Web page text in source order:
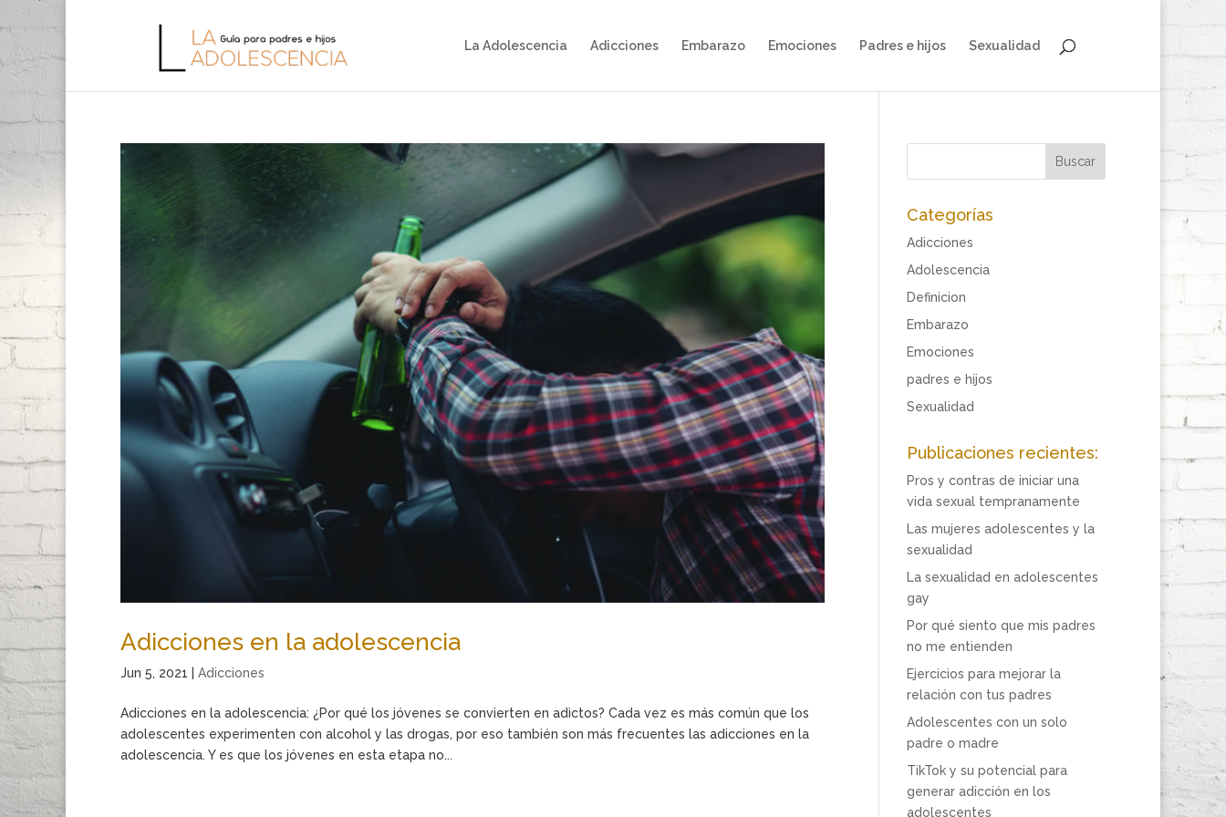
La Adolescencia Adicciones Embarazo Emociones Padres e hijos Sexualidad
Adicciones en la adolescencia
Jun 5, 2021 Adicciones
Adicciones en la adolescencia: ¿Por qué los jóvenes se convierten en adictos? Cada vez es más común que los
adolescentes experimenten con alcohol y las drogas, por eso también son más frecuentes las adicciones en la
adolescencia. Y es que los jóvenes en esta etapa no...
Categorías
Adicciones
Adolescencia
Definicion
Embarazo
Emociones
padres e hijos
Sexualidad
Publicaciones recientes:
Pros y contras de iniciar una
vida sexual tempranamente
Las mujeres adolescentes y la
sexualidad
La sexualidad en adolescentes
gay
Por qué siento que mis padres
no me entienden
Ejercicios para mejorar la
relación con tus padres
Adolescentes con un solo
padre o madre
TikTok y su potencial para
generar adicción en los
adolescentes